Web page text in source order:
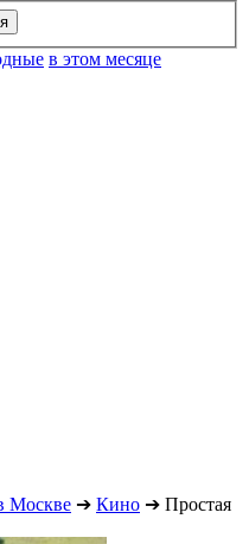
в этом месяце
Москве ➔ Кино ➔ Простая